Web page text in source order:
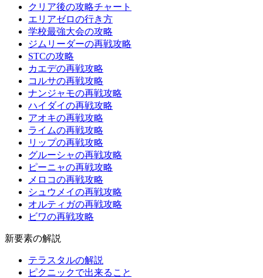
クリア後の攻略チャート
エリアゼロの行き方
学校最強大会の攻略
ジムリーダーの再戦攻略
STCの攻略
カエデの再戦攻略
コルサの再戦攻略
ナンジャモの再戦攻略
ハイダイの再戦攻略
アオキの再戦攻略
ライムの再戦攻略
リップの再戦攻略
グルーシャの再戦攻略
ピーニャの再戦攻略
メロコの再戦攻略
シュウメイの再戦攻略
オルティガの再戦攻略
ビワの再戦攻略
新要素の解説
テラスタルの解説
ピクニックで出来ること